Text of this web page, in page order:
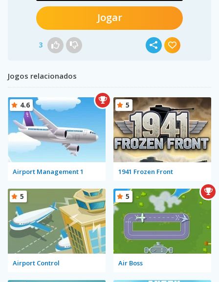
Jogar
3
Jogos relacionados
Airport Management 1
4.6
1941 Frozen Front
5
Airport Control
5
Air Boss
5